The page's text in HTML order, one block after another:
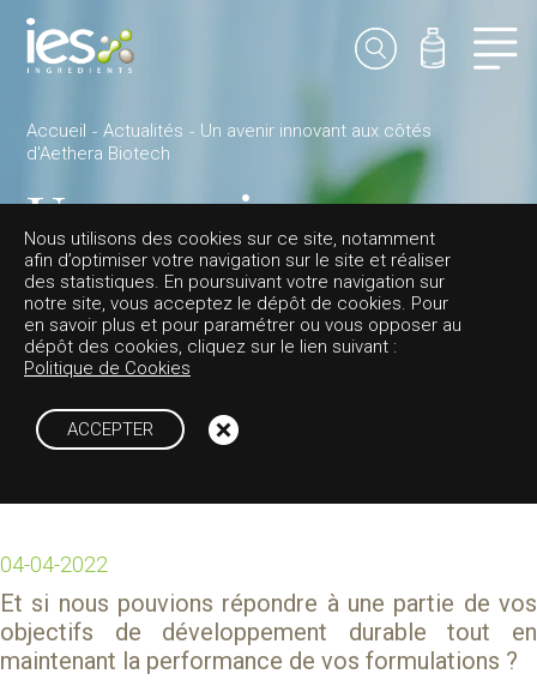
Accueil Actualités
Un avenir innovant aux côtés
d'Aethera Biotech
Un avenir
innovant aux
côtés d'Aethera
Biotech
Nous utilisons des cookies sur ce site, notamment
afin d’optimiser votre navigation sur le site et réaliser
des statistiques. En poursuivant votre navigation sur
notre site, vous acceptez le dépôt de cookies. Pour
en savoir plus et pour paramétrer ou vous opposer au
dépôt des cookies, cliquez sur le lien suivant :
Politique de Cookies
ACCEPTER
04-04-2022
Et si nous pouvions répondre à une partie de vos
objectifs de développement durable tout en
maintenant la performance de vos formulations ?